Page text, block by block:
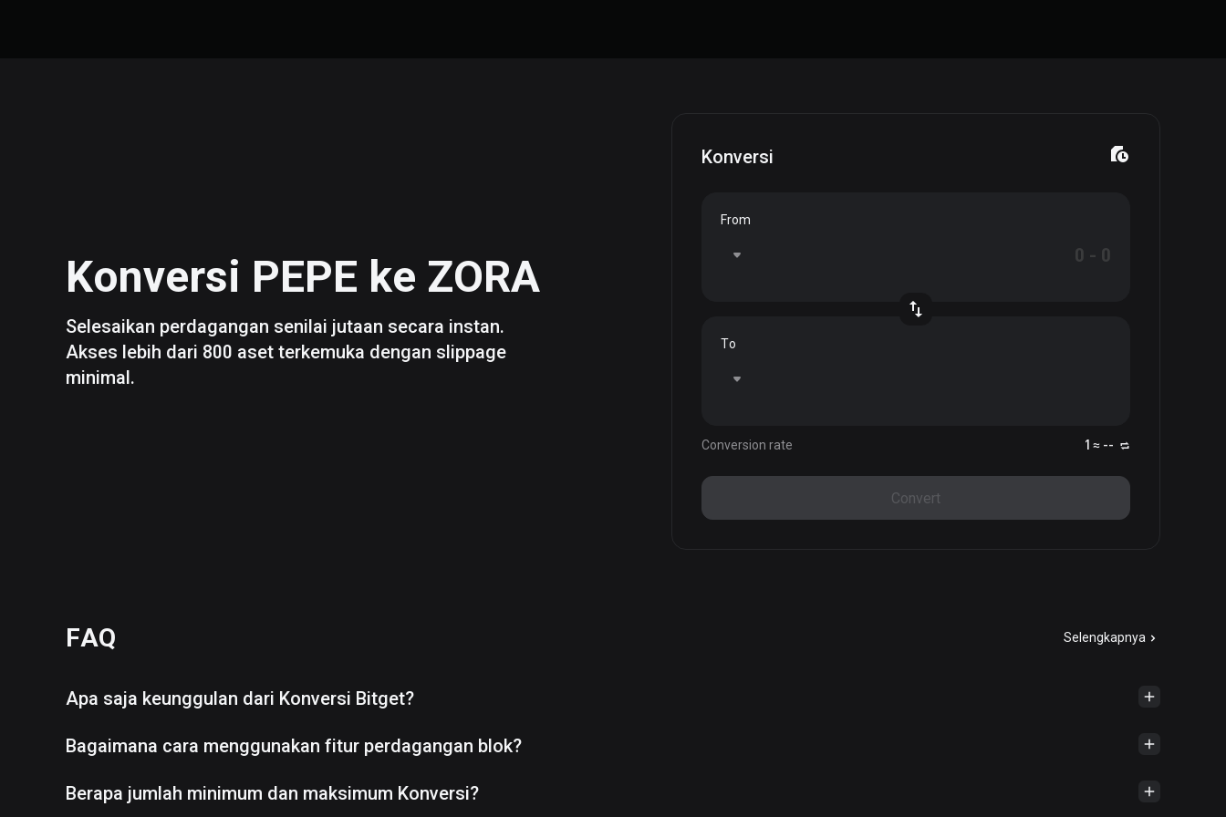
Konversi PEPE ke ZORA
Selesaikan perdagangan senilai jutaan secara instan.
Akses lebih dari 800 aset terkemuka dengan slippage
minimal.
Konversi
From
To
Conversion rate 1 ≈ --
Convert
FAQ Selengkapnya
Apa saja keunggulan dari Konversi Bitget?
Bagaimana cara menggunakan fitur perdagangan blok?
Berapa jumlah minimum dan maksimum Konversi?